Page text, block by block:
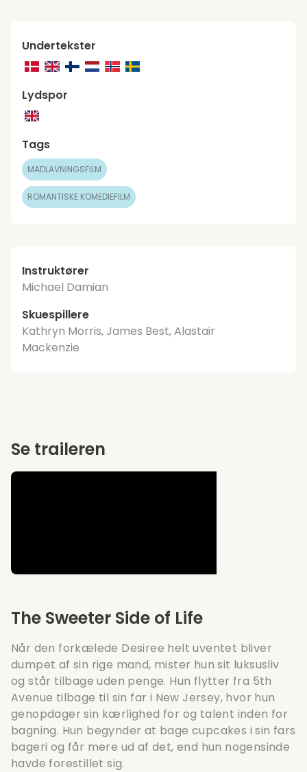
Undertekster
Lydspor
Tags
MADLAVNINGSFILM
ROMANTISKE KOMEDIEFILM
Instruktører
Michael Damian
Skuespillere
Kathryn Morris, James Best, Alastair
Mackenzie
The Sweeter Side of Life
Når den forkælede Desiree helt uventet bliver
dumpet af sin rige mand, mister hun sit luksusliv
og står tilbage uden penge. Hun flytter fra 5th
Avenue tilbage til sin far i New Jersey, hvor hun
genopdager sin kærlighed for og talent inden for
bagning. Hun begynder at bage cupcakes i sin fars
bageri og får mere ud af det, end hun nogensinde
havde forestillet sig.
Se traileren